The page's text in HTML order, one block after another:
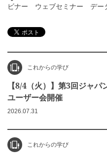
ビナー
ウェブセミナー デー
これからの学び
【8/4（火）】第3回ジャ
ユーザー会開催
2026.07.31
これからの学び